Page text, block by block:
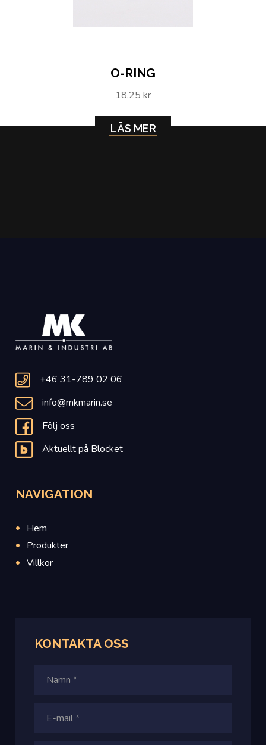
O-RING
18,25 kr
LÄS MER
+46 31-789 02 06
info@mkmarin.se
Följ oss
Aktuellt på Blocket
NAVIGATION
Hem
Produkter
Villkor
KONTAKTA OSS